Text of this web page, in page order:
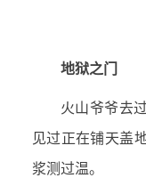
地狱之门
火山爷爷去
见过正在铺天盖
浆测过温。